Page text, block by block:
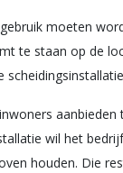
moeten
te staan op de
wil het
houden. Die